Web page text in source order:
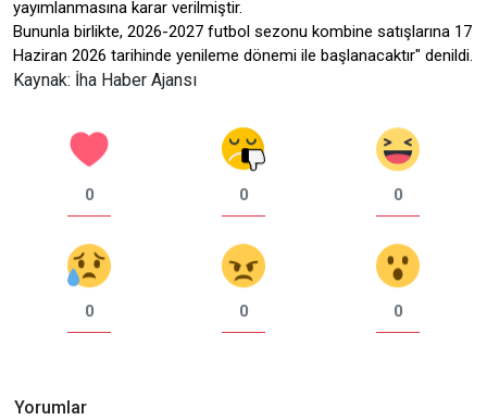
yayımlanmasına karar verilmiştir.
Bununla birlikte, 2026-2027 futbol sezonu kombine satışlarına 17
Haziran 2026 tarihinde yenileme dönemi ile başlanacaktır" denildi.
Kaynak: İha Haber Ajansı
0 0 0
0 0 0
Yorumlar